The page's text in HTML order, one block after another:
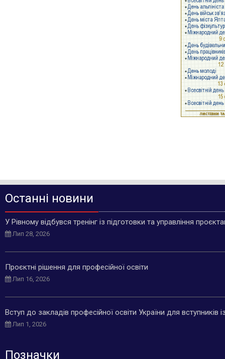
Останні новини
У Рівному відбувся тренінг із підготовки та управління
Лип 28, 2026
Проєктні рішення для професійної освіти
Лип 16, 2026
Вступ до закладів професійної освіти України для
Лип 1, 2026
Позначки